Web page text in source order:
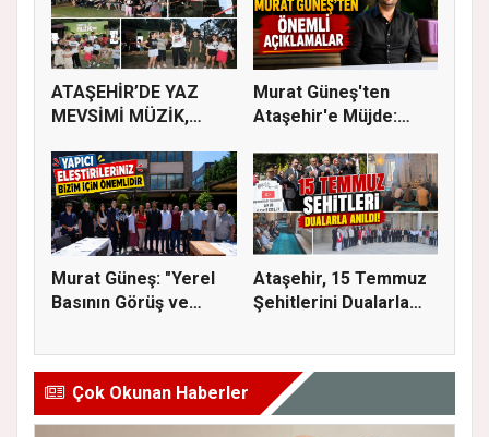
ATAŞEHİR’DE YAZ
MEVSİMİ MÜZİK,
Murat Güneş'ten
Ataşehir'e Müjde:
Murat Güneş: "Yerel
Basının Görüş ve
Ataşehir, 15 Temmuz
Şehitlerini Dualarla
Çok Okunan Haberler